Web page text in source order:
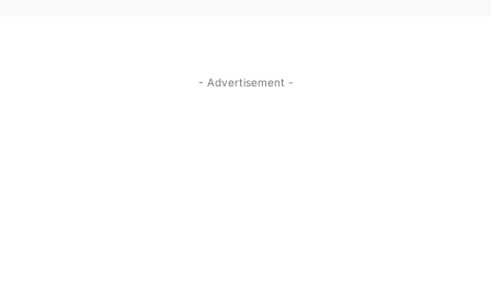
- Advertisement -